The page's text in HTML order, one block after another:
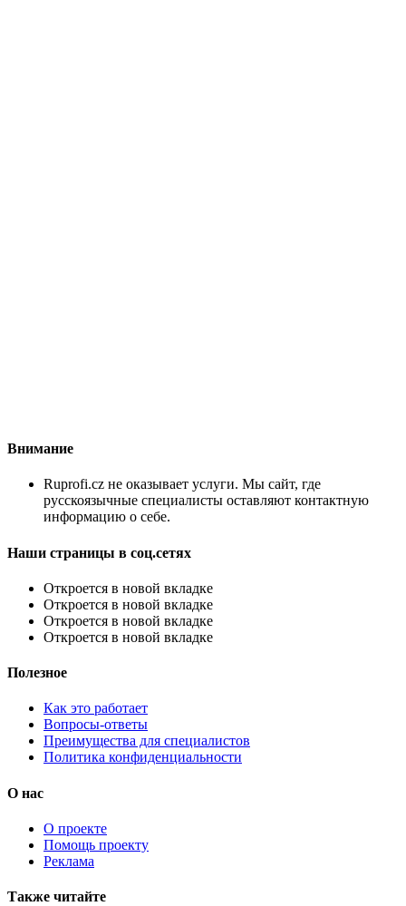
Внимание
Ruprofi.cz не оказывает услуги. Мы сайт, где
русскоязычные специалисты оставляют контактную
информацию о себе.
Наши страницы в соц.сетях
Откроется в новой вкладке
Откроется в новой вкладке
Откроется в новой вкладке
Откроется в новой вкладке
Полезное
Как это работает
Вопросы-ответы
Преимущества для специалистов
Политика конфиденциальности
О нас
О проекте
Помощь проекту
Реклама
Также читайте